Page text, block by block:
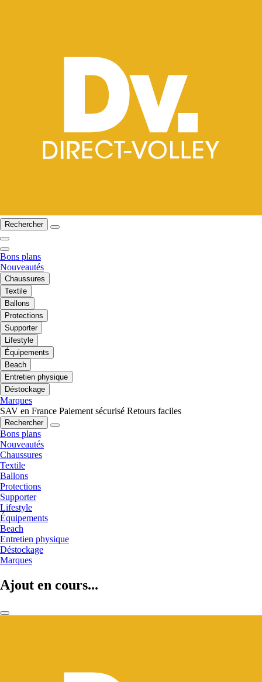
Rechercher
Bons plans
Nouveautés
Chaussures
Textile
Ballons
Protections
Supporter
Lifestyle
Équipements
Beach
Entretien physique
Déstockage
Marques
SAV en France Paiement sécurisé Retours faciles
Rechercher
Bons plans
Nouveautés
Chaussures
Textile
Ballons
Protections
Supporter
Lifestyle
Équipements
Beach
Entretien physique
Déstockage
Marques
Ajout en cours...